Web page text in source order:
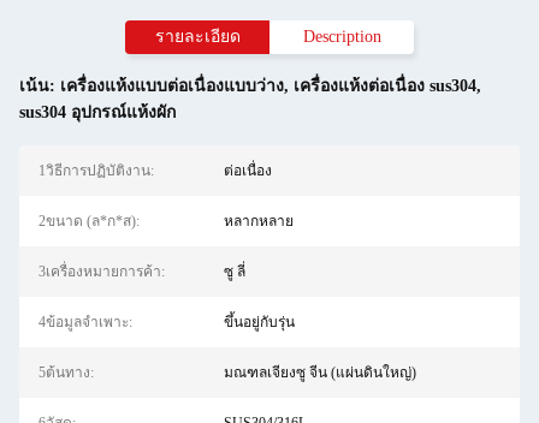
รายละเอียด Description
เน้น: เครื่องแห้งแบบต่อเนื่องแบบว่าง, เครื่องแห้งต่อเนื่อง sus304,
sus304 อุปกรณ์แห้งผัก
1วิธีการปฏิบัติงาน: ต่อเนื่อง
2ขนาด (ล*ก*ส): หลากหลาย
3เครื่องหมายการค้า: ซู ลี่
4ข้อมูลจำเพาะ: ขึ้นอยู่กับรุ่น
5ต้นทาง: มณฑลเจียงซู จีน (แผ่นดินใหญ่)